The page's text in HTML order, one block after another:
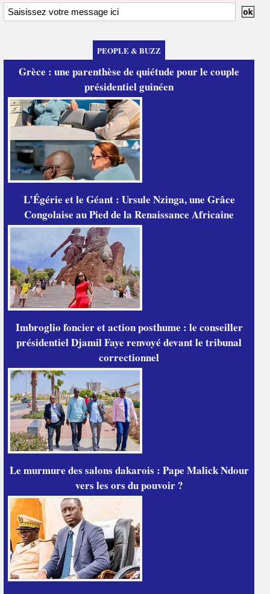
PEOPLE & BUZZ
Grèce : une parenthèse de quiétude pour le couple
présidentiel guinéen
L’Égérie et le Géant : Ursule Nzinga, une Grâce
Congolaise au Pied de la Renaissance Africaine
Imbroglio foncier et action posthume : le conseiller
présidentiel Djamil Faye renvoyé devant le tribunal
correctionnel
Le murmure des salons dakarois : Pape Malick Ndour
vers les ors du pouvoir ?